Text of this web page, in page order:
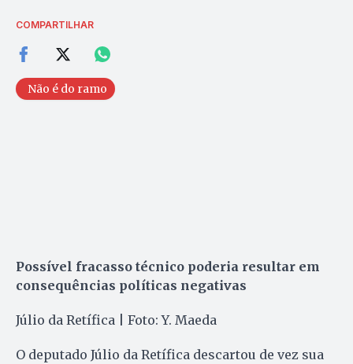
COMPARTILHAR
Não é do ramo
Possível fracasso técnico poderia resultar em
consequências políticas negativas
Júlio da Retífica | Foto: Y. Maeda
O deputado Júlio da Retífica descartou de vez sua